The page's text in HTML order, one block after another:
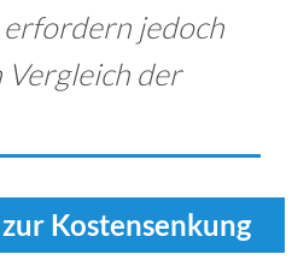
jedoch
der
Kostensenkung